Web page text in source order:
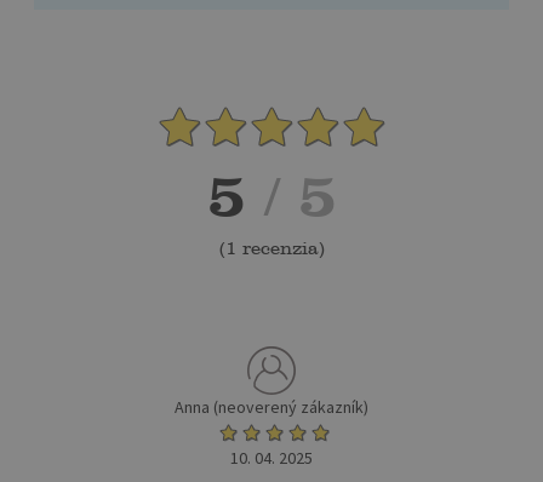
5 / 5
(1 recenzia)
Anna (neoverený zákazník)
10. 04. 2025